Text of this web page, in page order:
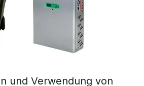
und Verwendung von